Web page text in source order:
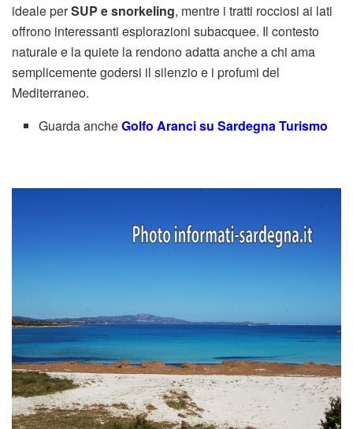
ideale perSUP e snorkeling, mentre i tratti rocciosi ai lati
offrono interessanti esplorazioni subacquee. Il contesto
naturale e la quiete la rendono adatta anche a chi ama
semplicemente godersi il silenzio e i profumi del
Mediterraneo.
Guarda ancheGolfo Aranci su Sardegna Turismo